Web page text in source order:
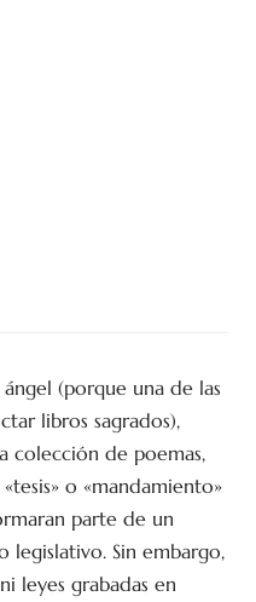
(porque una de las
libros sagrados),
colección de poemas,
o «mandamiento»
parte de un
legislativo. Sin embargo,
leyes grabadas en